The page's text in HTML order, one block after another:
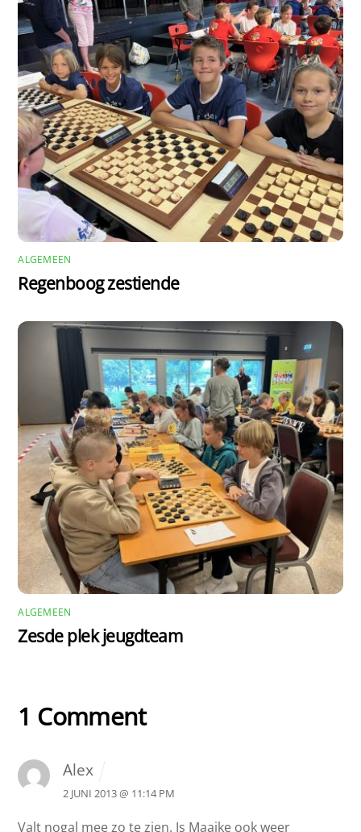
ALGEMEEN
Regenboog zestiende
ALGEMEEN
Zesde plek jeugdteam
1 Comment
Alex
2 JUNI 2013 @ 11:14 PM
Valt nogal mee zo te zien. Is Maaike ook weer